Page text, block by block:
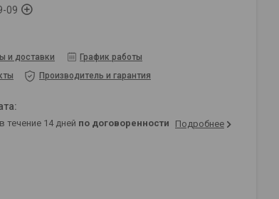
09
и доставки
График работы
Производитель и гарантия
течение 14 дней по договоренности Подробнее